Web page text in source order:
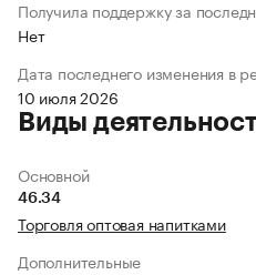
Получила поддержку за
Нет
Дата последнего изменения в
10 июля 2026
Виды
Основной
46.34
Торговля оптовая напитками
Дополнительные